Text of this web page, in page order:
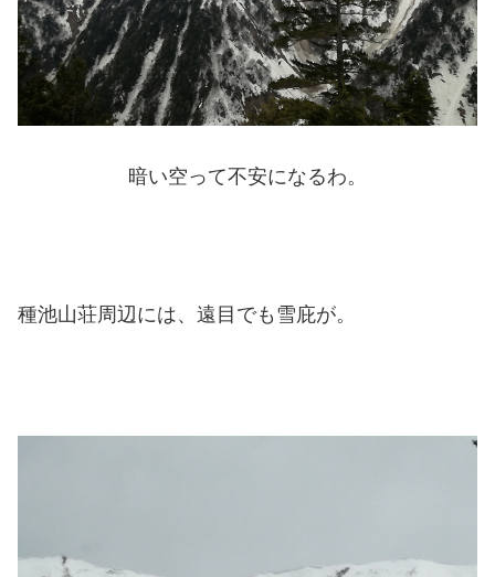
暗い空って不安になるわ。
種池山荘周辺には、遠目でも雪庇が。